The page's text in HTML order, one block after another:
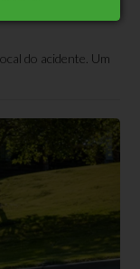
colisão
do acidente. Um